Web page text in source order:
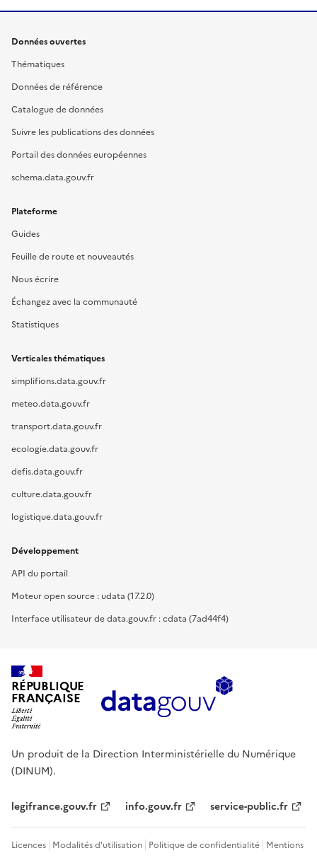
Données ouvertes
Thématiques
Données de référence
Catalogue de données
Suivre les publications des données
Portail des données européennes
schema.data.gouv.fr
Plateforme
Guides
Feuille de route et nouveautés
Nous écrire
Échangez avec la communauté
Statistiques
Verticales thématiques
simplifions.data.gouv.fr
meteo.data.gouv.fr
transport.data.gouv.fr
ecologie.data.gouv.fr
defis.data.gouv.fr
culture.data.gouv.fr
logistique.data.gouv.fr
Développement
API du portail
Moteur open source : udata (17.2.0)
Interface utilisateur de data.gouv.fr : cdata (7ad44f4)
RÉPUBLIQUE
FRANÇAISE
Un produit de la Direction Interministérielle du Numérique
(DINUM).
legifrance.gouv.fr info.gouv.fr service-public.fr
Licences Modalités d'utilisation Politique de confidentialité Mentions